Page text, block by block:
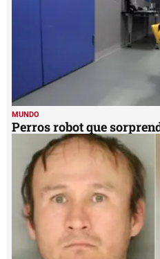
MUNDO
Perros robot que